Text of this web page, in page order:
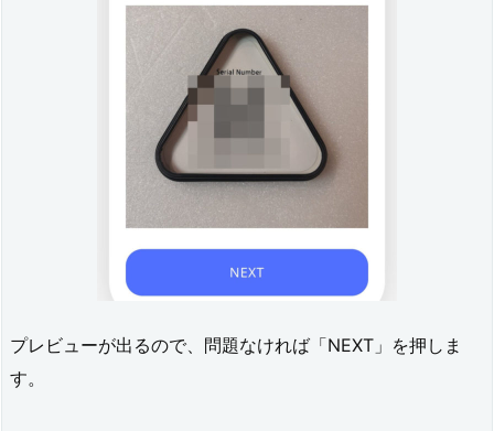
プレビューが出るので、問題なければ「NEXT」を押しま
す。